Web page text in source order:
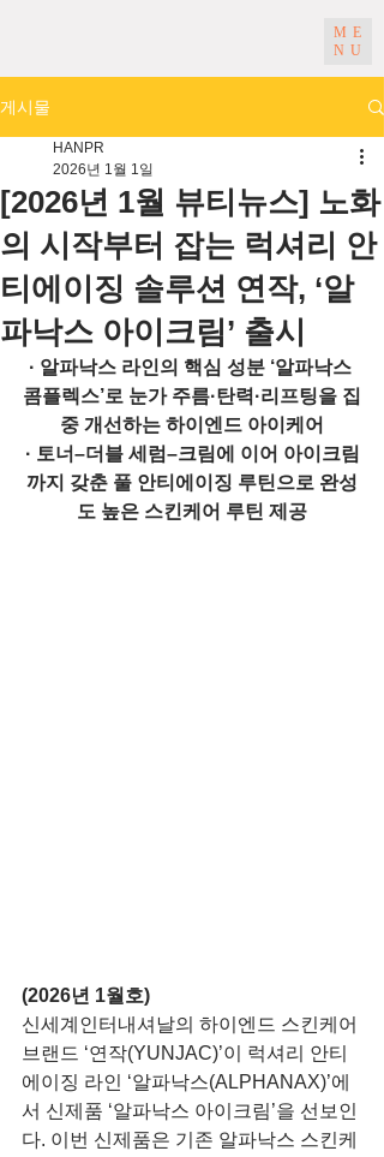
ME
NU
게시물
[2026년 1월 뷰티뉴스] 노화
의 시작부터 잡는 럭셔리 안
티에이징 솔루션 연작, ‘알
파낙스 아이크림’ 출시
HANPR
2026년 1월 1일
· 알파낙스 라인의 핵심 성분 ‘알파낙스
콤플렉스’로 눈가 주름·탄력·리프팅을 집
중 개선하는 하이엔드 아이케어
· 토너–더블 세럼–크림에 이어 아이크림
까지 갖춘 풀 안티에이징 루틴으로 완성
도 높은 스킨케어 루틴 제공
(2026년 1월호)
신세계인터내셔날의 하이엔드 스킨케어
브랜드 ‘연작(YUNJAC)’이 럭셔리 안티
에이징 라인 ‘알파낙스(ALPHANAX)’에
서 신제품 ‘알파낙스 아이크림’을 선보인
다. 이번 신제품은 기존 알파낙스 스킨케